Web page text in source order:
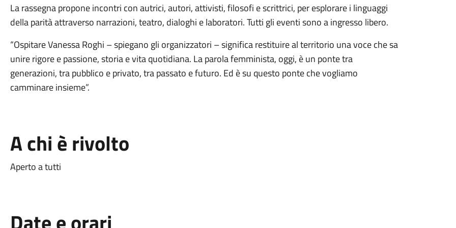
La rassegna propone incontri con autrici, autori, attivisti, filosofi e scrittrici, per esplorare i linguaggi
della parità attraverso narrazioni, teatro, dialoghi e laboratori. Tutti gli eventi sono a ingresso libero.
“Ospitare Vanessa Roghi – spiegano gli organizzatori – significa restituire al territorio una voce che sa
unire rigore e passione, storia e vita quotidiana. La parola femminista, oggi, è un ponte tra
generazioni, tra pubblico e privato, tra passato e futuro. Ed è su questo ponte che vogliamo
camminare insieme”.
A chi è rivolto
Aperto a tutti